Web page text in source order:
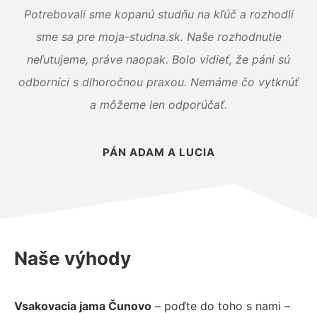
Potrebovali sme kopanú studňu na kľúč a rozhodli
sme sa pre moja-studna.sk. Naše rozhodnutie
neľutujeme, práve naopak. Bolo vidieť, že páni sú
odborníci s dlhoročnou praxou. Nemáme čo vytknúť
a môžeme len odporúčať.
PÁN ADAM A LUCIA
Naše výhody
Vsakovacia jama Čunovo – poďte do toho s nami –